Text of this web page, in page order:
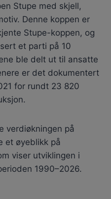
Stupe med skjell,
Denne koppen er
Stupe-koppen, og
et parti på 10
ble delt ut til ansatte
er det dokumentert
for rundt 23 820
verdiøkningen på
et øyeblikk på
viser utviklingen i
1990–2026.